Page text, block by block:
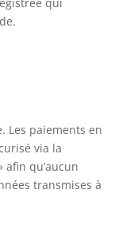
Les paiements en
via la
afin qu’aucun
transmises à